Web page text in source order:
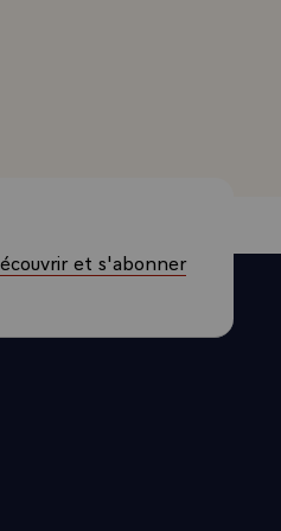
accordée au journal
et s'abonner